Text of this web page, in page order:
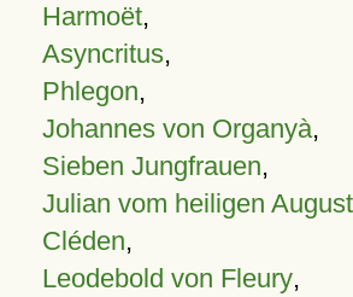
Harmoët,
Asyncritus,
Phlegon,
Johannes von Organyà,
Sieben Jungfrauen,
Julian vom heiligen
Cléden,
Leodebold von Fleury,